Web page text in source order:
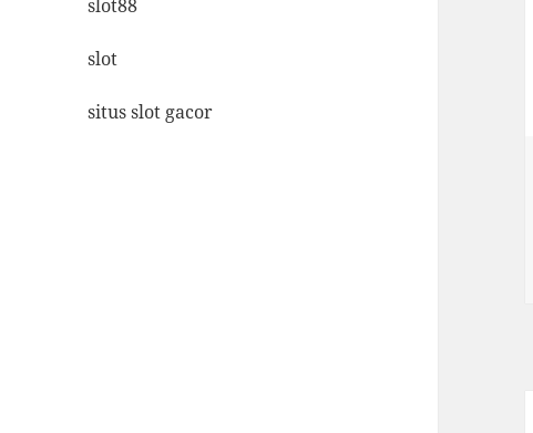
slot88
slot
situs slot gacor